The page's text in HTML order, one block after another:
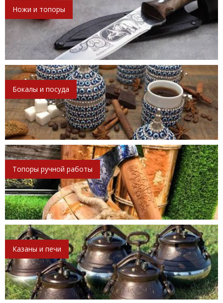
Ножи и топоры
Бокалы и посуда
Топоры ручной работы
Казаны и печи